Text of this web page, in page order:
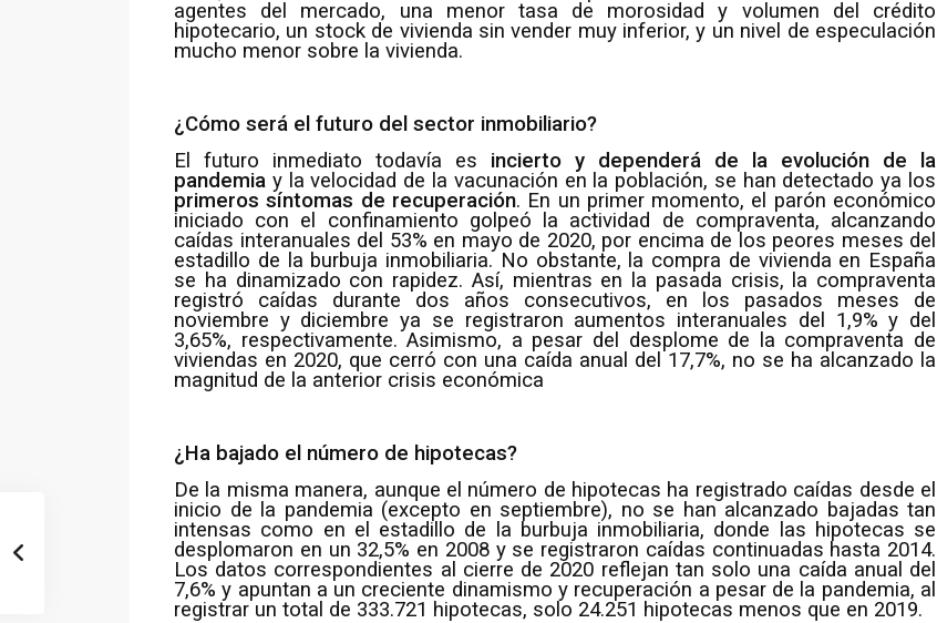
agentes del mercado, una menor tasa de morosidad y volumen del crédito
hipotecario, un stock de vivienda sin vender muy inferior, y un nivel de especulación
mucho menor sobre la vivienda.
¿Cómo será el futuro del sector inmobiliario?
El futuro inmediato todavía es incierto y dependerá de la evolución de la
pandemia y la velocidad de la vacunación en la población, se han detectado ya los
primeros síntomas de recuperación. En un primer momento, el parón económico
iniciado con el confinamiento golpeó la actividad de compraventa, alcanzando
caídas interanuales del 53% en mayo de 2020, por encima de los peores meses del
estadillo de la burbuja inmobiliaria. No obstante, la compra de vivienda en España
se ha dinamizado con rapidez. Así, mientras en la pasada crisis, la compraventa
registró caídas durante dos años consecutivos, en los pasados meses de
noviembre y diciembre ya se registraron aumentos interanuales del 1,9% y del
3,65%, respectivamente. Asimismo, a pesar del desplome de la compraventa de
viviendas en 2020, que cerró con una caída anual del 17,7%, no se ha alcanzado la
magnitud de la anterior crisis económica
¿Ha bajado el número de hipotecas?
De la misma manera, aunque el número de hipotecas ha registrado caídas desde el
inicio de la pandemia (excepto en septiembre), no se han alcanzado bajadas tan
intensas como en el estadillo de la burbuja inmobiliaria, donde las hipotecas se
desplomaron en un 32,5% en 2008 y se registraron caídas continuadas hasta 2014.
Los datos correspondientes al cierre de 2020 reflejan tan solo una caída anual del
7,6% y apuntan a un creciente dinamismo y recuperación a pesar de la pandemia, al
registrar un total de 333.721 hipotecas, solo 24.251 hipotecas menos que en 2019.